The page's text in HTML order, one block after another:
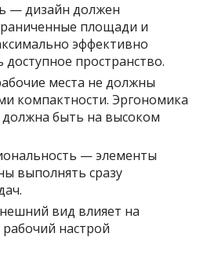
— дизайн должен
площади и
эффективно
доступное пространство.
места не должны
компактности. Эргономика
быть на высоком
— элементы
выполнять сразу
вид влияет на
настрой